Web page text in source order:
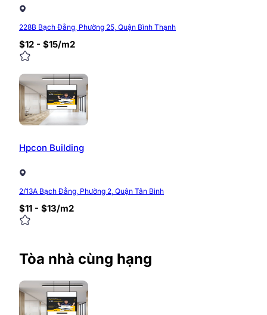
0/5(0 Reviews)
228B Bạch Đằng, Phường 25, Quận Bình Thạnh
$12 - $15/m2
Hpcon Building
2/13A Bạch Đằng, Phường 2, Quận Tân Bình
$11 - $13/m2
Tòa nhà cùng hạng